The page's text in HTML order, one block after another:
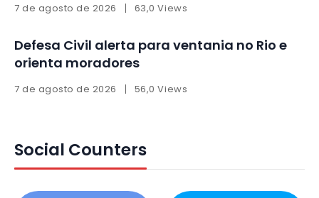
7 de agosto de 2026 63,0 Views
Defesa Civil alerta para ventania no Rio e
orienta moradores
7 de agosto de 2026 56,0 Views
Social Counters